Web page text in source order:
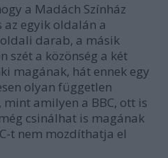
a Madách Színház
az egyik oldalán a
darab, a másik
szét a közönség a két
magának, hát ennek egy
olyan független
amilyen a BBC, ott is
csinálhat is magának
t nem mozdíthatja el